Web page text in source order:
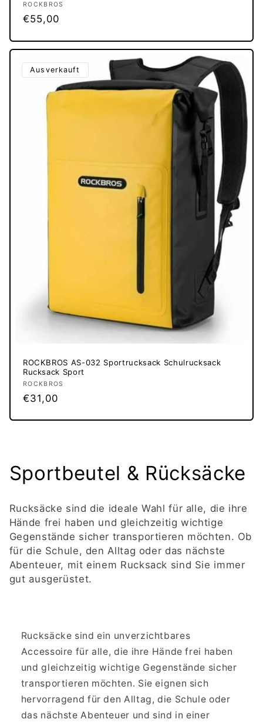
Anbieter:
ROCKBROS
Normaler
€55,00
Ausverkauft
ROCKBROS AS-032 Sportrucksack Schulrucksack
Rucksack Sport
Anbieter:
ROCKBROS
Normaler
€31,00
K
t
e
g
Sportbeutel & Rücksäcke
Rucksäcke sind die ideale Wahl für alle, die ihre
Hände frei haben und gleichzeitig wichtige
Gegenstände sicher transportieren möchten. Ob
für die Schule, den Alltag oder das nächste
Abenteuer, mit einem Rucksack sind Sie immer
gut ausgerüstet.
Rucksäcke sind ein unverzichtbares
Accessoire für alle, die ihre Hände frei haben
und gleichzeitig wichtige Gegenstände sicher
transportieren möchten. Sie eignen sich
hervorragend für den Alltag, die Schule oder
das nächste Abenteuer und sind in einer